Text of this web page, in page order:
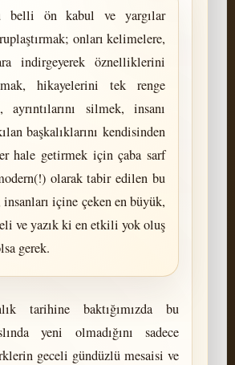
belli ön kabul ve yargılar
onları kelimelere,
indirgeyerek öznelliklerini
hikayelerini tek renge
ayrıntılarını silmek, insanı
başkalıklarını kendisinden
hale getirmek için çaba sarf
olarak tabir edilen bu
insanları içine çeken en büyük,
ve yazık ki en etkili yok oluş
gerek.
tarihine baktığımızda bu
yeni olmadığını sadece
geceli gündüzlü mesaisi ve